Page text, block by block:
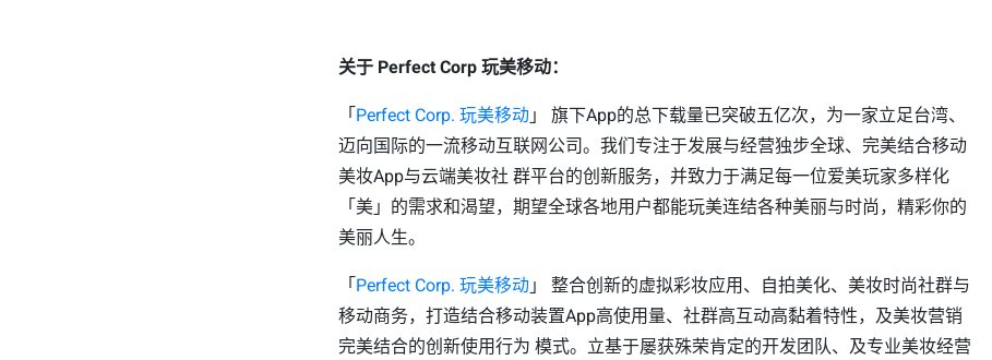
关于 Perfect Corp 玩美移动：
「 Perfect Corp. 玩美移动 」 旗下App的总下载量已突破五亿次，为一家立足台湾、
迈向国际的一流移动互联网公司。我们专注于发展与经营独步全球、完美结合移动
美妆App与云端美妆社 群平台的创新服务，并致力于满足每一位爱美玩家多样化
「美」的需求和渴望，期望全球各地用户都能玩美连结各种美丽与时尚，精彩你的
美丽人生。
「 Perfect Corp. 玩美移动 」 整合创新的虚拟彩妆应用、自拍美化、美妆时尚社群与
移动商务，打造结合移动装置App高使用量、社群高互动高黏着特性，及美妆营销
完美结合的创新使用行为 模式。立基于屡获殊荣肯定的开发团队、及专业美妆经营